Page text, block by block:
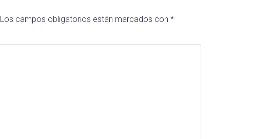
Los campos obligatorios están marcados con *